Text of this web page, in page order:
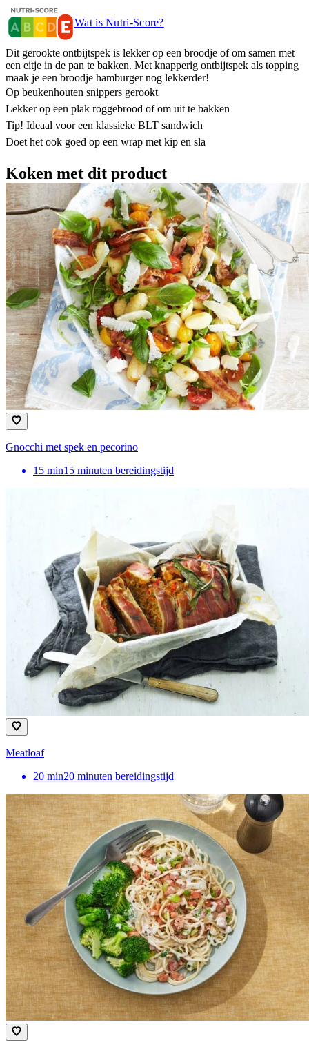
Wat is Nutri-Score?
Dit gerookte ontbijtspek is lekker op een broodje of om samen met
een eitje in de pan te bakken. Met knapperig ontbijtspek als topping
maak je een broodje hamburger nog lekkerder!
Op beukenhouten snippers gerookt
Lekker op een plak roggebrood of om uit te bakken
Tip! Ideaal voor een klassieke BLT sandwich
Doet het ook goed op een wrap met kip en sla
Koken met dit product
Gnocchi met spek en pecorino
15 min15 minuten bereidingstijd
Meatloaf
20 min20 minuten bereidingstijd